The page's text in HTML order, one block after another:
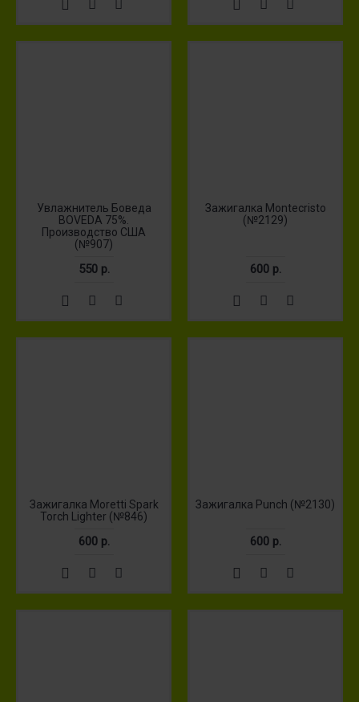
Увлажнитель Боведа
BOVEDA 75%.
Производство США
(№907)
550 р.
Зажигалка Montecristo
(№2129)
600 р.
Зажигалка Moretti Spark
Torch Lighter (№846)
600 р.
Зажигалка Punch (№2130)
600 р.